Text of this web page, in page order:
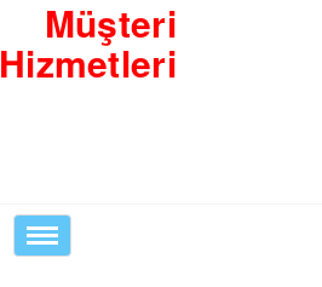
Müşteri
Hizmetleri
Toggle
navigation